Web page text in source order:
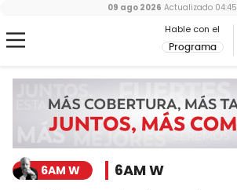
Hable con el
Programa
09 ago 2026 Actualizado 04:45
6AM W 6AM W